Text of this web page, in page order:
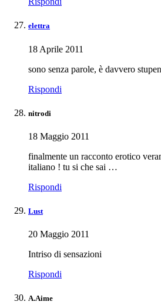
elettra
18 Aprile 2011
sono senza parole, è davvero
Rispondi
nitrodi
18 Maggio 2011
finalmente un racconto erotico
italiano ! tu si che sai …
Rispondi
Lust
20 Maggio 2011
Intriso di sensazioni
Rispondi
A.Aime